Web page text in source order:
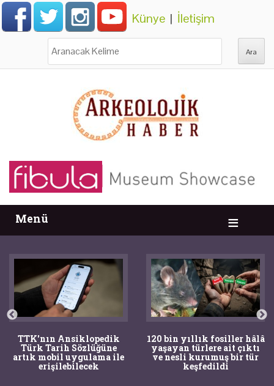
Künye | İletişim
Menü
TTK'nın Ansiklopedik
Türk Tarih Sözlüğüne
artık mobil uygulama ile
erişilebilecek
120 bin yıllık fosiller hâlâ
yaşayan türlere ait çıktı
ve nesli kurumuş bir tür
keşfedildi